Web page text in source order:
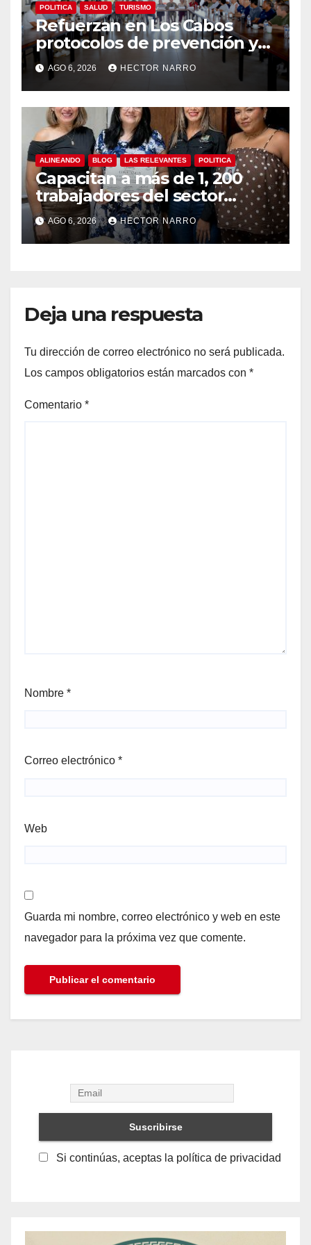
POLITICA SALUD TURISMO
Refuerzan en Los Cabos
protocolos de prevención y
rescate en playas ante oleaje
y temporada de ciclones
AGO 6, 2026 HECTOR NARRO
ALINEANDO BLOG LAS RELEVANTES POLITICA
Capacitan a más de 1, 200
trabajadores del sector
hotelero en derechos
humanos y respeto laboral
en Los Cabos
AGO 6, 2026 HECTOR NARRO
Deja una respuesta
Tu dirección de correo electrónico no será publicada.
Los campos obligatorios están marcados con *
Comentario *
Nombre *
Correo electrónico *
Web
Guarda mi nombre, correo electrónico y web en este
navegador para la próxima vez que comente.
Si continúas, aceptas la política de privacidad